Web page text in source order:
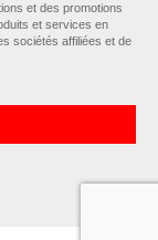
et des promotions
et services en
sociétés affiliées et de